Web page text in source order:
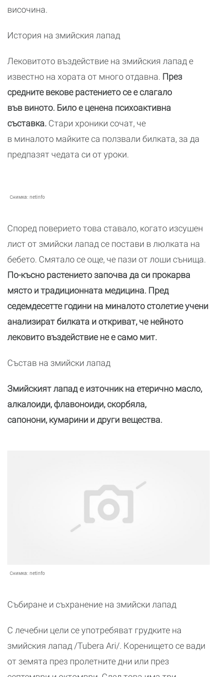
височина.
История на змийския лапад
Лековитото въздействие на змийския лапад е
известно на хората от много отдавна. През
средните векове растението се е слагало
във виното. Било е ценена психоактивна
съставка. Стари хроники сочат, че
в миналото майките са ползвали билката, за да
предпазят чедата си от уроки.
Снимка: netinfo
Според поверието това ставало, когато изсушен
лист от змийски лапад се постави в люлката на
бебето. Смятало се още, че пази от лоши сънища.
По-късно растението започва да си прокарва
място и традиционната медицина. Пред
седемдесетте години на миналото столетие учени
анализират билката и откриват, че нейното
лековито въздействие не е само мит.
Състав на змийски лапад
Змийският лапад е източник на етерично масло,
алкалоиди, флавоноиди, скорбяла,
сапонони, кумарини и други вещества.
Снимка: netinfo
Събиране и съхранение на змийски лапад
С лечебни цели се употребяват грудките на
змийския лапад /Tubera Ari/. Коренището се вади
от земята през пролетните дни или през